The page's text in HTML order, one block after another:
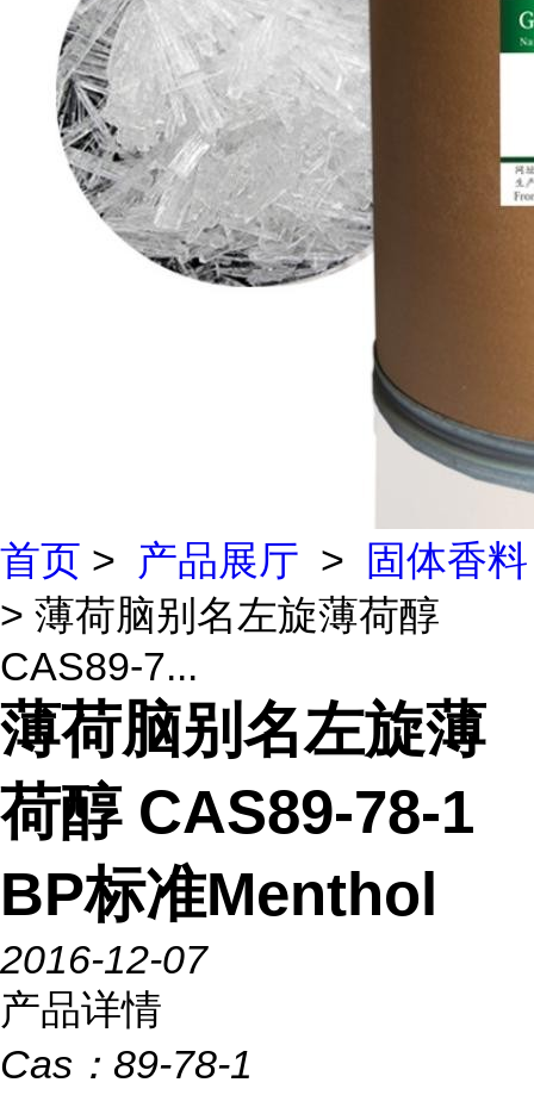
首页 > 产品展厅 >
固体香料
> 薄荷脑别名左旋薄荷醇
CAS89-7...
薄荷脑别名左旋薄
荷醇 CAS89-78-1
BP标准Menthol
2016-12-07
产品详情
Cas： 89-78-1